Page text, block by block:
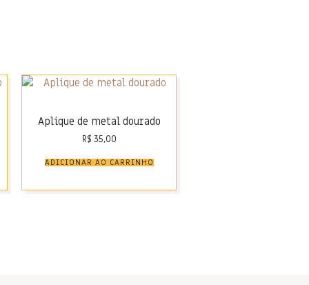
Aplique de metal dourado
R$ 35,00
ADICIONAR AO CARRINHO